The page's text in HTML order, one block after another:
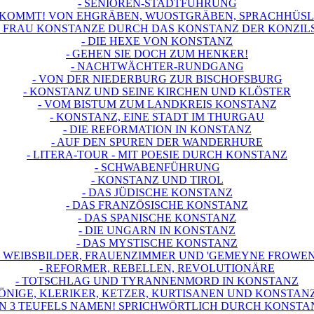
- SENIOREN-STADTFÜHRUNG
VON EHGRÄBEN, WUOSTGRÄBEN,
FRAU KONSTANZE DURCH DAS KONSTANZ DER
- DIE HEXE VON KONSTANZ
- GEHEN SIE DOCH ZUM HENKER!
- NACHTWÄCHTER-RUNDGANG
- VON DER NIEDERBURG ZUR BISCHOFSBURG
- KONSTANZ UND SEINE KIRCHEN UND KLÖSTER
- VOM BISTUM ZUM LANDKREIS KONSTANZ
- KONSTANZ, EINE STADT IM THURGAU
- DIE REFORMATION IN KONSTANZ
- AUF DEN SPUREN DER WANDERHURE
- LITERA-TOUR - MIT POESIE DURCH KONSTANZ
- SCHWABENFÜHRUNG
- KONSTANZ UND TIROL
- DAS JÜDISCHE KONSTANZ
- DAS FRANZÖSISCHE KONSTANZ
- DAS SPANISCHE KONSTANZ
- DIE UNGARN IN KONSTANZ
- DAS MYSTISCHE KONSTANZ
WEIBSBILDER, FRAUENZIMMER UND 'GEMEYNE
- REFORMER, REBELLEN, REVOLUTIONÄRE
- TOTSCHLAG UND TYRANNENMORD IN KONSTANZ
KLERIKER, KETZER, KURTISANEN UND
3 TEUFELS NAMEN! SPRICHWÖRTLICH DURCH